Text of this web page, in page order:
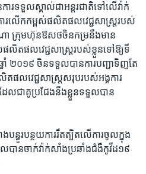
រទទួល​ស្គាល់​ជា​អន្តរជាតិទៅ​លើ​វ៉ាក់
ារ​លើក​កម្ពស់​ផលិតផល​វេជ្ជសាស្ត្រ​របស់​
ណា ក្រុមហ៊ុន​ឱសថ​ចិន​កម្រ​នឹង​មាន​
លិតផល​វេជ្ជសាស្ត្រ​របស់​ខ្លួន​ទៅ​ឱ្យ​ទី
នាំ ២០១៩ ចិន​ទទួល​បាន​ការ​បញ្ជា​ទិញ​តែ
ផល​វេជ្ជសាស្ត្រ​សរុប​របស់​អង្គការ​
ជា​គូប្រជែង​នឹង​ខ្លួន​ទទួល​បាន
បន្ធូរបន្ថយ​ការ​រឹតត្បិត​លើ​ការ​ចូល​ក្នុង​
បាន​ចាក់​វ៉ាក់សាំង​ប្រឆាំង​ជំងឺ​កូវីដ១៩​